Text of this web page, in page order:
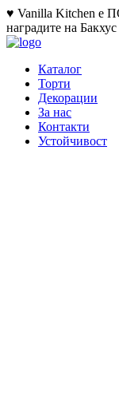
♥ Vanilla Kitchen е
наградите на
Каталог
Торти
Декорации
За нас
Контакти
Устойчивост